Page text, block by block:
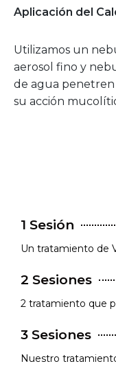
Aplicación del
Utilizamos un
aerosol fino y
de agua
su acción
1 Sesión
Un tratamiento de
2 Sesiones
2 tratamiento que
3 Sesiones
Nuestro